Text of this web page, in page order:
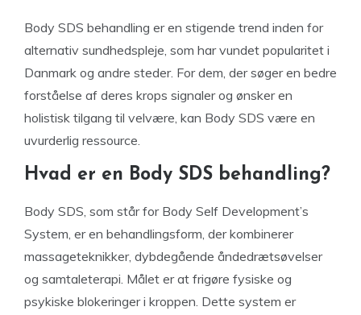
Body SDS behandling er en stigende trend inden for
alternativ sundhedspleje, som har vundet popularitet i
Danmark og andre steder. For dem, der søger en bedre
forståelse af deres krops signaler og ønsker en
holistisk tilgang til velvære, kan Body SDS være en
uvurderlig ressource.
Hvad er en Body SDS behandling?
Body SDS, som står for Body Self Development’s
System, er en behandlingsform, der kombinerer
massageteknikker, dybdegående åndedrætsøvelser
og samtaleterapi. Målet er at frigøre fysiske og
psykiske blokeringer i kroppen. Dette system er